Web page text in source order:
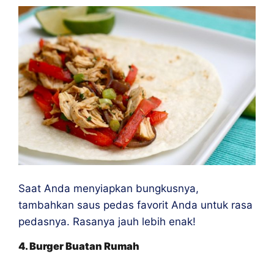
Saat Anda menyiapkan bungkusnya,
tambahkan saus pedas favorit Anda untuk rasa
pedasnya. Rasanya jauh lebih enak!
4. Burger Buatan Rumah